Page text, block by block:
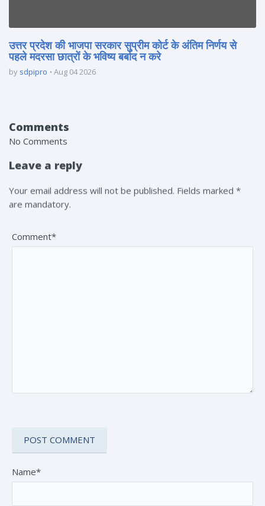
उत्तर प्रदेश की भाजपा सरकार सुप्रीम कोर्ट के अंतिम निर्णय से
पहले मदरसा छात्रों के भविष्य बर्बाद न करे
by sdpipro Aug 04 2026
Comments
No Comments
Leave a reply
Your email address will not be published. Fields marked *
are mandatory.
Comment*
Name*